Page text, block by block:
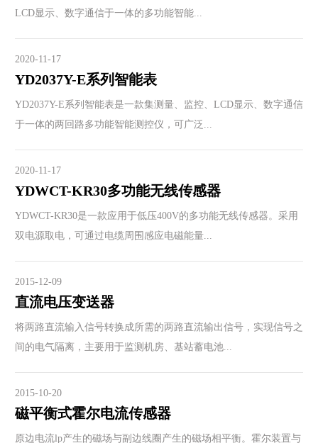
LCD显示、数字通信于一体的多功能智能...
2020-11-17
YD2037Y-E系列智能表
YD2037Y-E系列智能表是一款集测量、监控、LCD显示、数字通信
于一体的两回路多功能智能测控仪，可广泛...
2020-11-17
YDWCT-KR30多功能无线传感器
YDWCT-KR30是一款应用于低压400V的多功能无线传感器。采用
双电源取电，可通过电缆周围感应电磁能量...
2015-12-09
直流电压变送器
将两路直流输入信号转换成所需的两路直流输出信号，实现信号之
间的电气隔离，主要用于监测机房、基站蓄电池...
2015-10-20
磁平衡式霍尔电流传感器
原边电流lp产生的磁场与副边线圈产生的磁场相平衡。霍尔装置与